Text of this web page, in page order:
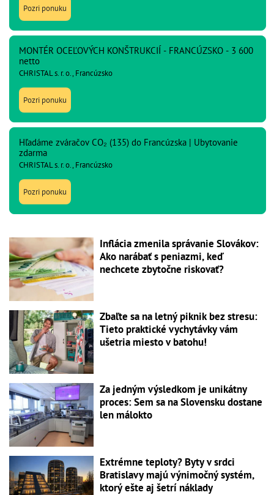
Pozri ponuku
MONTÉR OCEĽOVÝCH KONŠTRUKCIÍ - FRANCÚZSKO - 3 600
netto
CHRISTAL s. r. o., Francúzsko
Pozri ponuku
Hľadáme zváračov CO₂ (135) do Francúzska | Ubytovanie
zdarma
CHRISTAL s. r. o., Francúzsko
Pozri ponuku
Inflácia zmenila správanie Slovákov:
Ako narábať s peniazmi, keď
nechcete zbytočne riskovať?
Zbaľte sa na letný piknik bez stresu:
Tieto praktické vychytávky vám
ušetria miesto v batohu!
Za jedným výsledkom je unikátny
proces: Sem sa na Slovensku dostane
len málokto
Extrémne teploty? Byty v srdci
Bratislavy majú výnimočný systém,
ktorý ešte aj šetrí náklady